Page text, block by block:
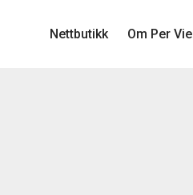
Nettbutikk Om Per Vie